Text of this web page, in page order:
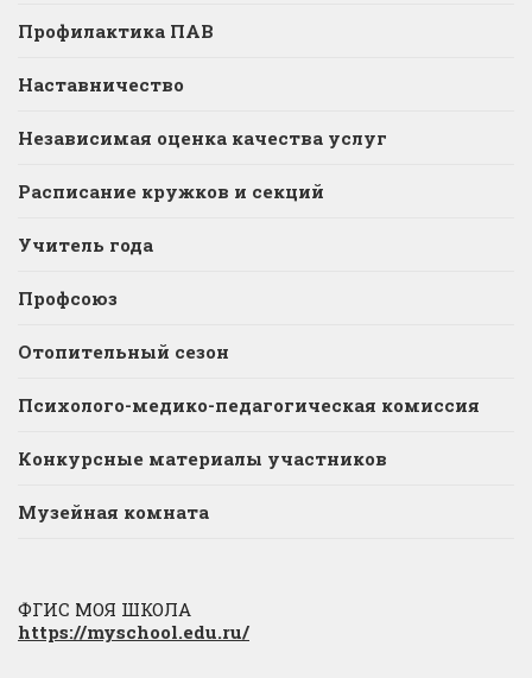
Профилактика ПАВ
Наставничество
Независимая оценка качества услуг
Расписание кружков и секций
Учитель года
Профсоюз
Отопительный сезон
Психолого-медико-педагогическая комиссия
Конкурсные материалы участников
Музейная комната
ФГИС МОЯ ШКОЛА
https://myschool.edu.ru/